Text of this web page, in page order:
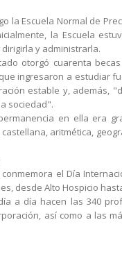
la Escuela Normal de
la Escuela
y administrarla.
otorgó cuarenta
ingresaron a estudiar
estable y, además,
sociedad".
en ella era
aritmética,
conmemora el Día
desde Alto Hospicio
a día hacen las 340
así como a las